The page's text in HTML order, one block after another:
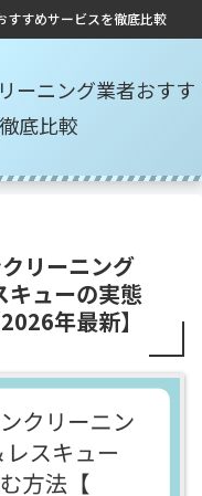
すすめサービスを徹底比較
ーニング業者おすす
底比較
リーニング
キューの実態
年最新】